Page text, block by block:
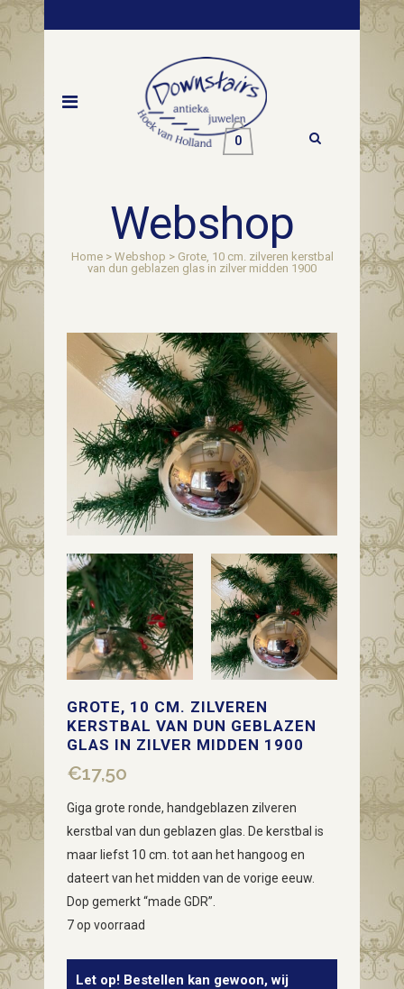
0
Webshop
Home> Webshop > Grote, 10 cm. zilveren kerstbal
van dun geblazen glas in zilver midden 1900
GROTE, 10 CM. ZILVEREN
KERSTBAL VAN DUN GEBLAZEN
GLAS IN ZILVER MIDDEN 1900
€17,50
Giga grote ronde, handgeblazen zilveren
kerstbal van dun geblazen glas. De kerstbal is
maar liefst 10 cm. tot aan het hangoog en
dateert van het midden van de vorige eeuw.
Dop gemerkt “made GDR”.
7 op voorraad
Let op! Bestellen kan gewoon, wij